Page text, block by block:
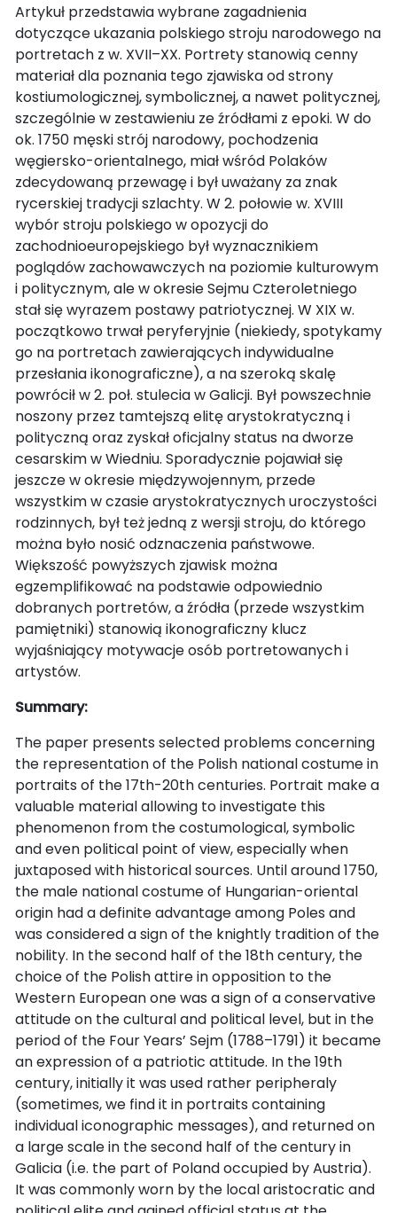
Artykuł przedstawia wybrane zagadnienia
dotyczące ukazania polskiego stroju narodowego na
portretach z w. XVII–XX. Portrety stanowią cenny
materiał dla poznania tego zjawiska od strony
kostiumologicznej, symbolicznej, a nawet politycznej,
szczególnie w zestawieniu ze źródłami z epoki. W do
ok. 1750 męski strój narodowy, pochodzenia
węgiersko-orientalnego, miał wśród Polaków
zdecydowaną przewagę i był uważany za znak
rycerskiej tradycji szlachty. W 2. połowie w. XVIII
wybór stroju polskiego w opozycji do
zachodnioeuropejskiego był wyznacznikiem
poglądów zachowawczych na poziomie kulturowym
i politycznym, ale w okresie Sejmu Czteroletniego
stał się wyrazem postawy patriotycznej. W XIX w.
początkowo trwał peryferyjnie (niekiedy, spotykamy
go na portretach zawierających indywidualne
przesłania ikonograficzne), a na szeroką skalę
powrócił w 2. poł. stulecia w Galicji. Był powszechnie
noszony przez tamtejszą elitę arystokratyczną i
polityczną oraz zyskał oficjalny status na dworze
cesarskim w Wiedniu. Sporadycznie pojawiał się
jeszcze w okresie międzywojennym, przede
wszystkim w czasie arystokratycznych uroczystości
rodzinnych, był też jedną z wersji stroju, do którego
można było nosić odznaczenia państwowe.
Większość powyższych zjawisk można
egzemplifikować na podstawie odpowiednio
dobranych portretów, a źródła (przede wszystkim
pamiętniki) stanowią ikonograficzny klucz
wyjaśniający motywacje osób portretowanych i
artystów.
Summary:
The paper presents selected problems concerning
the representation of the Polish national costume in
portraits of the 17th-20th centuries. Portrait make a
valuable material allowing to investigate this
phenomenon from the costumological, symbolic
and even political point of view, especially when
juxtaposed with historical sources. Until around 1750,
the male national costume of Hungarian-oriental
origin had a definite advantage among Poles and
was considered a sign of the knightly tradition of the
nobility. In the second half of the 18th century, the
choice of the Polish attire in opposition to the
Western European one was a sign of a conservative
attitude on the cultural and political level, but in the
period of the Four Years’ Sejm (1788–1791) it became
an expression of a patriotic attitude. In the 19th
century, initially it was used rather peripheraly
(sometimes, we find it in portraits containing
individual iconographic messages), and returned on
a large scale in the second half of the century in
Galicia (i.e. the part of Poland occupied by Austria).
It was commonly worn by the local aristocratic and